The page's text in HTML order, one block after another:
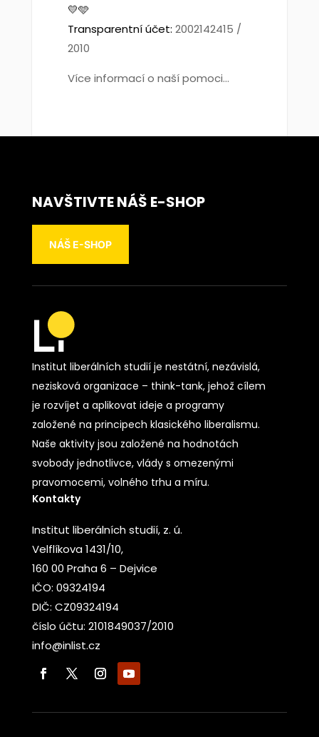
💛🩵
Transparentní účet: 2002142415 /
2010
Více informací o naší pomoci...
NAVŠTIVTE NÁŠ E-SHOP
NÁŠ E-SHOP
Institut liberálních studií je nestátní, nezávislá,
nezisková organizace – think-tank, jehož cílem
je rozvíjet a aplikovat ideje a programy
založené na principech klasického liberalismu.
Naše aktivity jsou založené na hodnotách
svobody jednotlivce, vlády s omezenými
pravomocemi, volného trhu a míru.
Kontakty
Institut liberálních studií, z. ú.
Velflíkova 1431/10,
160 00 Praha 6 – Dejvice
IČO: 09324194
DIČ: CZ09324194
číslo účtu: 2101849037/2010
info@inlist.cz